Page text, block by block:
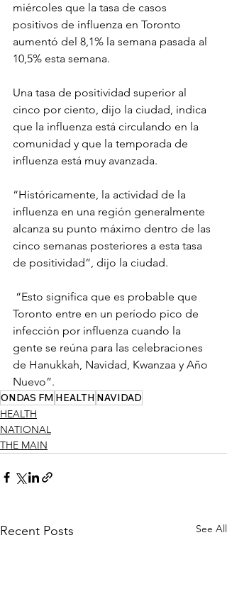
miércoles que la tasa de casos
positivos de influenza en Toronto
aumentó del 8,1% la semana pasada al
10,5% esta semana.
Una tasa de positividad superior al
cinco por ciento, dijo la ciudad, indica
que la influenza está circulando en la
comunidad y que la temporada de
influenza está muy avanzada.
“Históricamente, la actividad de la
influenza en una región generalmente
alcanza su punto máximo dentro de las
cinco semanas posteriores a esta tasa
de positividad”, dijo la ciudad.
Toronto entre en un período pico de
infección por influenza cuando la
gente se reúna para las celebraciones
de Hanukkah, Navidad, Kwanzaa y Año
Nuevo”.
ONDAS FM HEALTH NAVIDAD
HEALTH
NATIONAL
THE MAIN
Recent Posts See All